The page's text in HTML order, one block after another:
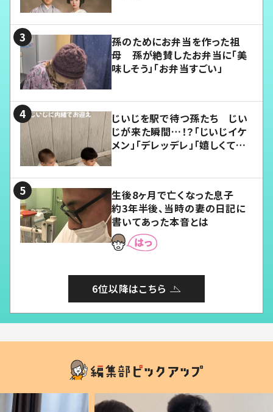
孫のためにお弁当を作った祖
母 孫が絶賛したお弁当に「美
味しそう」「お弁当すごい」
じいじを駅で待つ孫たち じい
じが来た瞬間…！？「じいじイケ
メン」「デレッデレ」「嬉しくて可
生後8ヶ月で亡くなった息子
約3年半後、当時の妻の日記に
書いてあった本音とは
6位以降はこちら